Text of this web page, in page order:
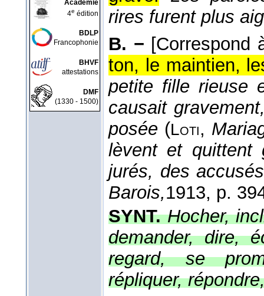
Académie
4e édition
BDLP
Francophonie
BHVF
attestations
DMF
(1330 - 1500)
rires furent plus
B. − [Correspond
ton, le maintien,
petite fille rieuse
causait
posée (Loti,
lèvent et quittent
jurés, des
Barois,1913, p.
SYNT.Hocher,
demander, dire,
regard, se
répliquer,